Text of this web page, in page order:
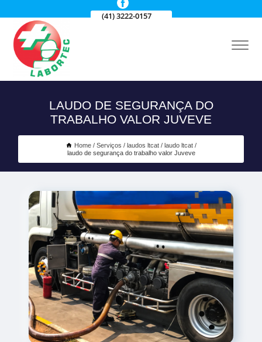
(41) 3222-0157
LAUDO DE SEGURANÇA DO
TRABALHO VALOR JUVEVE
Home Serviços laudos ltcat
laudo ltcat
laudo de segurança do trabalho valor Juveve